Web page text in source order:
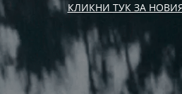
КЛИКНИ ТУК ЗА